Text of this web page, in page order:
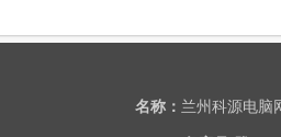
名称： 兰州科源电